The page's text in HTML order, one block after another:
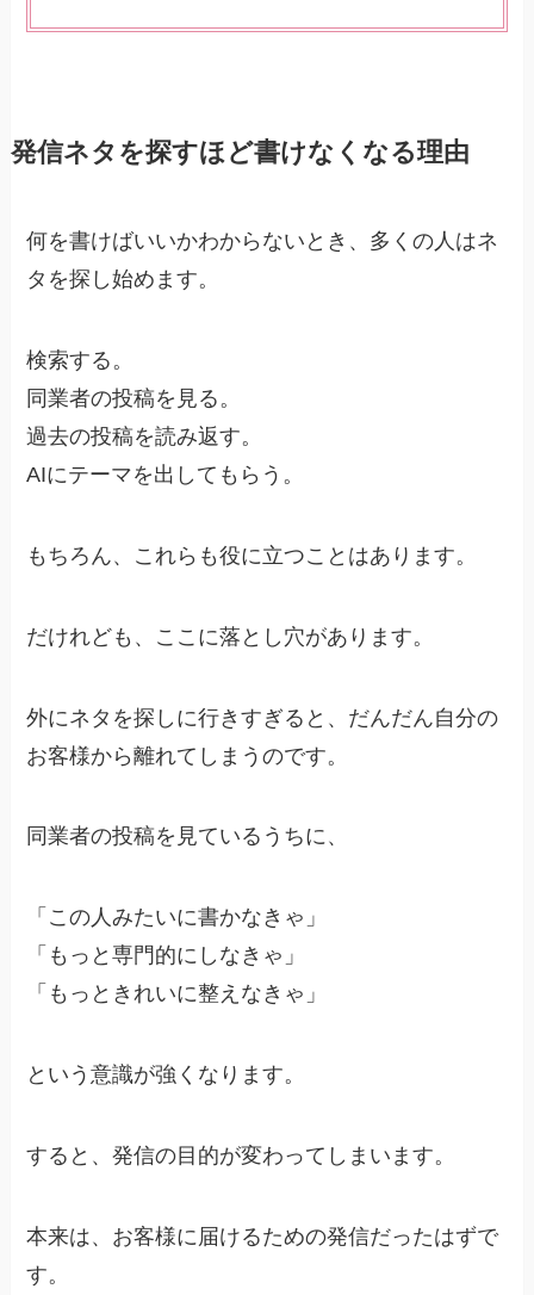
発信ネタを探すほど書けなくなる理由
何を書けばいいかわからないとき、多くの人はネ
タを探し始めます。
検索する。
同業者の投稿を見る。
過去の投稿を読み返す。
AIにテーマを出してもらう。
もちろん、これらも役に立つことはあります。
だけれども、ここに落とし穴があります。
外にネタを探しに行きすぎると、だんだん自分の
お客様から離れてしまうのです。
同業者の投稿を見ているうちに、
「この人みたいに書かなきゃ」
「もっと専門的にしなきゃ」
「もっときれいに整えなきゃ」
という意識が強くなります。
すると、発信の目的が変わってしまいます。
本来は、お客様に届けるための発信だったはずで
す。